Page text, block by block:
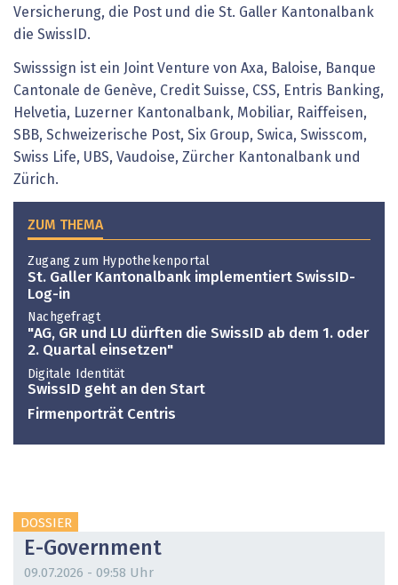
Versicherung, die Post und die St. Galler Kantonalbank
die SwissID.
Swisssign ist ein Joint Venture von Axa, Baloise, Banque
Cantonale de Genève, Credit Suisse, CSS, Entris Banking,
Helvetia, Luzerner Kantonalbank, Mobiliar, Raiffeisen,
SBB, Schweizerische Post, Six Group, Swica, Swisscom,
Swiss Life, UBS, Vaudoise, Zürcher Kantonalbank und
Zürich.
ZUM THEMA
Zugang zum Hypothekenportal
St. Galler Kantonalbank implementiert SwissID-
Log-in
Nachgefragt
"AG, GR und LU dürften die SwissID ab dem 1. oder
2. Quartal einsetzen"
Digitale Identität
SwissID geht an den Start
Firmenporträt Centris
DOSSIER
E-Government
09.07.2026 - 09:58 Uhr